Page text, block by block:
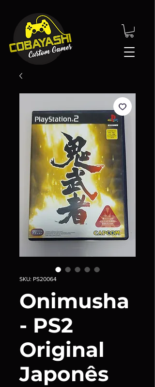
SKU: PS20064
Onimusha
- PS2
Original
Japonês